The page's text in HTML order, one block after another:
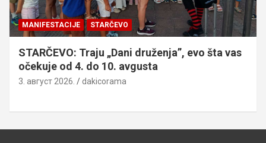
MANIFESTACIJE STARČEVO
STARČEVO: Traju „Dani druženja”, evo šta vas
očekuje od 4. do 10. avgusta
3. август 2026. dakicorama